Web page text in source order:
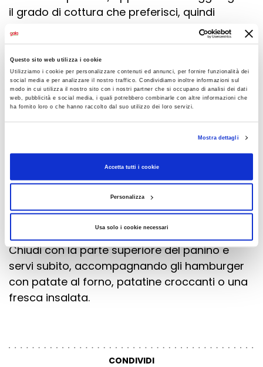
Questo sito web utilizza i cookie
Utilizziamo i cookie per personalizzare contenuti ed annunci, per fornire funzionalità dei
social media e per analizzare il nostro traffico. Condividiamo inoltre informazioni sul
modo in cui utilizza il nostro sito con i nostri partner che si occupano di analisi dei dati
web, pubblicità e social media, i quali potrebbero combinarle con altre informazioni che
ha fornito loro o che hanno raccolto dal suo utilizzo dei loro servizi.
Mostra dettagli
Accetta tutti i cookie
Personalizza
Usa solo i cookie necessari
il grado di cottura che preferisci, quindi
aggiusta di sale e pepe.
Nel frattempo taglia i panini a metà e tostali
sulla piastra per 1-2 minuti, così da renderli
leggermente croccanti. Dividi l'avocado a
A questo punto assembla gli hamburger.
Disponi una foglia di lattuga sulla base di
ciascun panino, adagia l'hamburger caldo,
aggiungi le fette di avocado e completa con
una generosa quantità di salsa di mango.
Chiudi con la parte superiore del panino e
servi subito, accompagnando gli hamburger
con patate al forno, patatine croccanti o una
fresca insalata.
CONDIVIDI